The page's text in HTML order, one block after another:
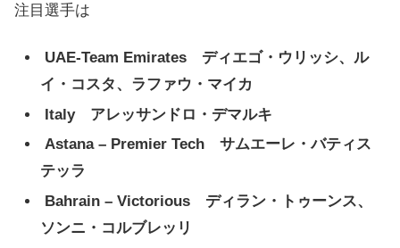
注目選手は
UAE-Team Emirates ディエゴ・ウリッシ、ル
イ・コスタ、ラファウ・マイカ
Italy アレッサンドロ・デマルキ
Astana – Premier Tech サムエーレ・バティス
テッラ
Bahrain – Victorious ディラン・トゥーンス、
ソンニ・コルブレッリ